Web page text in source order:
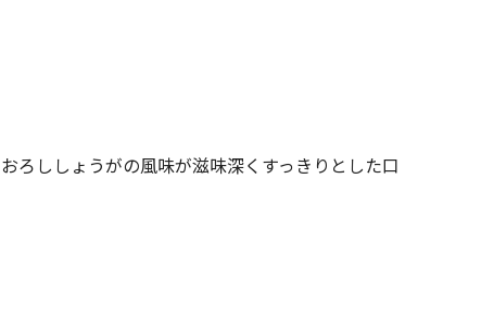
ろししょうがの風味が滋味深くすっきりとした口